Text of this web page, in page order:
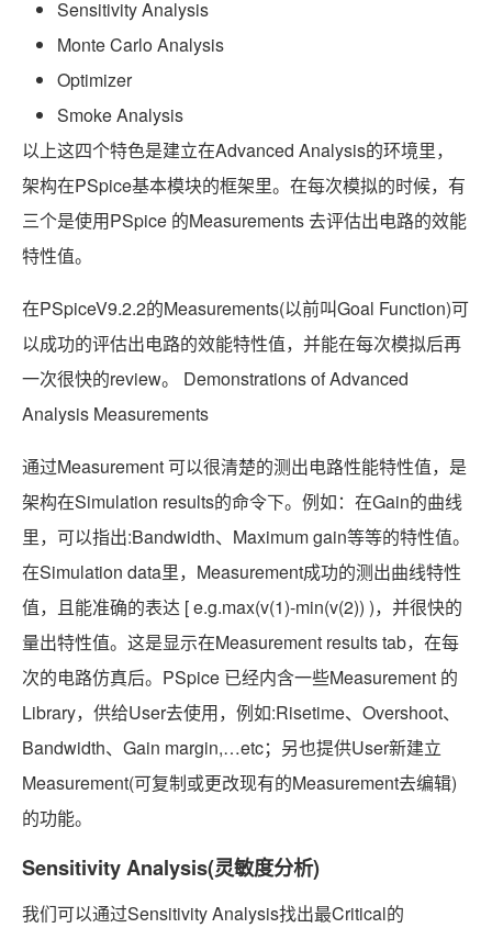
Sensitivity Analysis
Monte Carlo Analysis
Optimizer
Smoke Analysis
以上这四个特色是建立在Advanced Analysis的环境里，
架构在PSpice基本模块的框架里。在每次模拟的时候，有
三个是使用PSpice 的Measurements 去评估出电路的效能
特性值。
在PSpiceV9.2.2的Measurements(以前叫Goal Function)可
以成功的评估出电路的效能特性值，并能在每次模拟后再
一次很快的review。 Demonstrations of Advanced
Analysis Measurements
通过Measurement 可以很清楚的测出电路性能特性值，是
架构在Simulation results的命令下。例如：在Gain的曲线
里，可以指出:Bandwidth、Maximum gain等等的特性值。
在Simulation data里，Measurement成功的测出曲线特性
值，且能准确的表达 [ e.g.max(v(1)-min(v(2)) )，并很快的
量出特性值。这是显示在Measurement results tab，在每
次的电路仿真后。PSpice 已经内含一些Measurement 的
Library，供给User去使用，例如:Risetime、Overshoot、
Bandwidth、Gain margin,…etc；另也提供User新建立
Measurement(可复制或更改现有的Measurement去编辑)
的功能。
Sensitivity Analysis(灵敏度分析)
我们可以通过Sensitivity Analysis找出最Critical的